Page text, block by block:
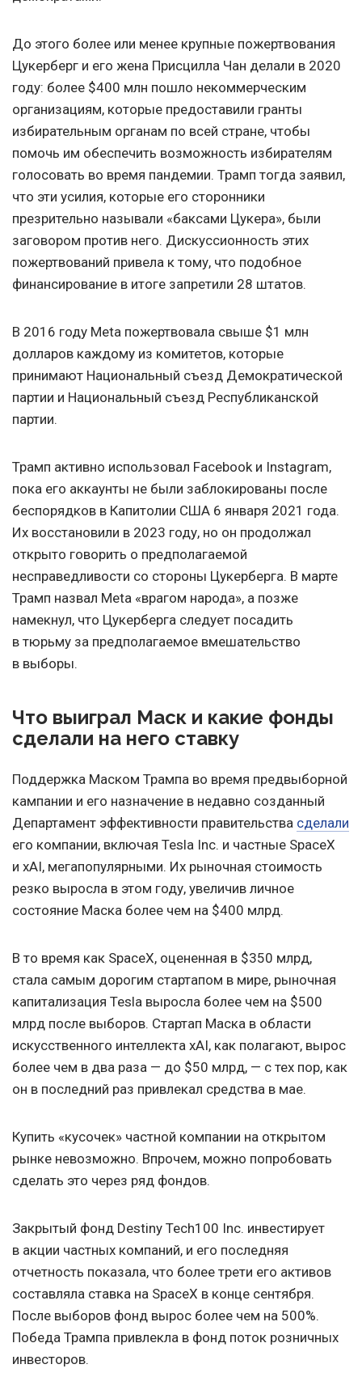
До этого более или менее крупные пожертвования
Цукерберг и его жена Присцилла Чан делали в 2020
году: более $400 млн пошло некоммерческим
организациям, которые предоставили гранты
избирательным органам по всей стране, чтобы
помочь им обеспечить возможность избирателям
голосовать во время пандемии. Трамп тогда заявил,
что эти усилия, которые его сторонники
презрительно называли «баксами Цукера», были
заговором против него. Дискуссионность этих
пожертвований привела к тому, что подобное
финансирование в итоге запретили 28 штатов.
В 2016 году Meta пожертвовала свыше $1 млн
долларов каждому из комитетов, которые
принимают Национальный съезд Демократической
партии и Национальный съезд Республиканской
партии.
Трамп активно использовал Facebook и Instagram,
пока его аккаунты не были заблокированы после
беспорядков в Капитолии США 6 января 2021 года.
Их восстановили в 2023 году, но он продолжал
открыто говорить о предполагаемой
несправедливости со стороны Цукерберга. В марте
Трамп назвал Meta «врагом народа», а позже
намекнул, что Цукерберга следует посадить
в тюрьму за предполагаемое вмешательство
в выборы.
Что выиграл Маск и какие фонды
сделали на него ставку
Поддержка Маском Трампа во время предвыборной
кампании и его назначение в недавно созданный
Департамент эффективности правительства сделали
его компании, включая Tesla Inc. и частные SpaceX
и xAI, мегапопулярными. Их рыночная стоимость
резко выросла в этом году, увеличив личное
состояние Маска более чем на $400 млрд.
В то время как SpaceX, оцененная в $350 млрд,
стала самым дорогим стартапом в мире, рыночная
капитализация Tesla выросла более чем на $500
млрд после выборов. Стартап Маска в области
искусственного интеллекта xAI, как полагают, вырос
более чем в два раза — до $50 млрд, — с тех пор, как
он в последний раз привлекал средства в мае.
Купить «кусочек» частной компании на открытом
рынке невозможно. Впрочем, можно попробовать
сделать это через ряд фондов.
Закрытый фонд Destiny Tech100 Inc. инвестирует
в акции частных компаний, и его последняя
отчетность показала, что более трети его активов
составляла ставка на SpaceX в конце сентября.
После выборов фонд вырос более чем на 500%.
Победа Трампа привлекла в фонд поток розничных
инвесторов.